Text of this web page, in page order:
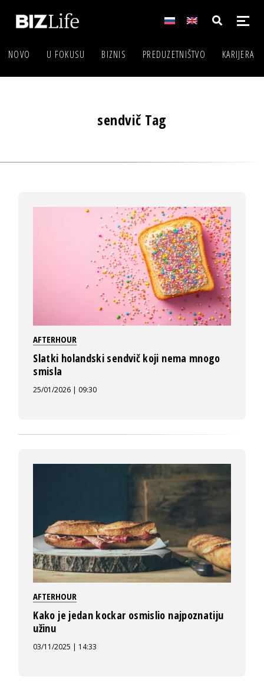
NOVO U FOKUSU BIZNIS PREDUZETNIŠTVO KARIJERA
sendvič Tag
AFTERHOUR
Slatki holandski sendvič koji nema mnogo
smisla
25/01/2026 | 09:30
AFTERHOUR
Kako je jedan kockar osmislio najpoznatiju
užinu
03/11/2025 | 14:33